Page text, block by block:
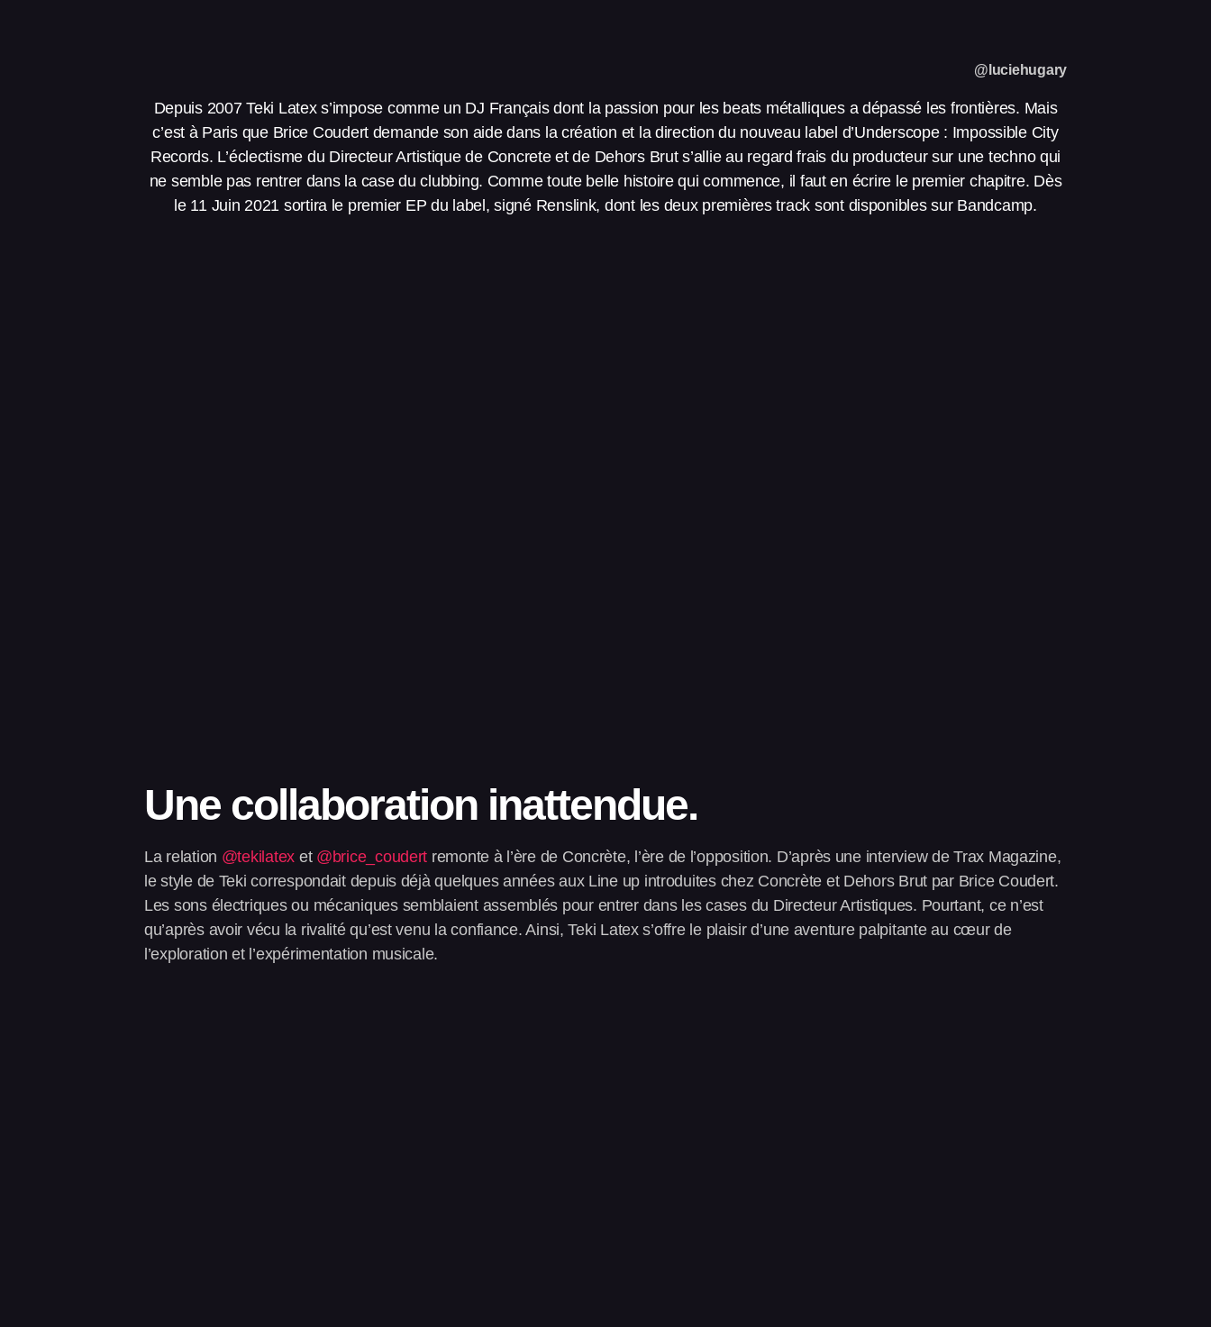
@luciehugary
Depuis 2007 Teki Latex s’impose comme un DJ Français dont la passion pour les beats métalliques a dépassé les frontières. Mais
c’est à Paris que Brice Coudert demande son aide dans la création et la direction du nouveau label d’Underscope : Impossible City
Records. L’éclectisme du Directeur Artistique de Concrete et de Dehors Brut s’allie au regard frais du producteur sur une techno qui
ne semble pas rentrer dans la case du clubbing. Comme toute belle histoire qui commence, il faut en écrire le premier chapitre. Dès
le 11 Juin 2021 sortira le premier EP du label, signé Renslink, dont les deux premières track sont disponibles sur Bandcamp.
Une collaboration inattendue.
La relation @tekilatex et @brice_coudert remonte à l’ère de Concrète, l’ère de l’opposition. D’après une interview de Trax Magazine,
le style de Teki correspondait depuis déjà quelques années aux Line up introduites chez Concrète et Dehors Brut par Brice Coudert.
Les sons électriques ou mécaniques semblaient assemblés pour entrer dans les cases du Directeur Artistiques. Pourtant, ce n’est
qu’après avoir vécu la rivalité qu’est venu la confiance. Ainsi, Teki Latex s’offre le plaisir d’une aventure palpitante au cœur de
l’exploration et l’expérimentation musicale.